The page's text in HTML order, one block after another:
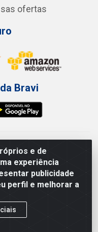
e de
experiência
publicidade
perfil e melhorar a
ofertas
Bravi
EIRELI - CNPJ
06
000A - Imbiribeira -
010